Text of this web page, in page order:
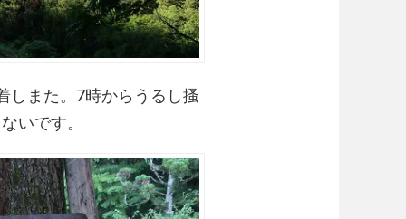
しまた。7時からうるし搔
いです。